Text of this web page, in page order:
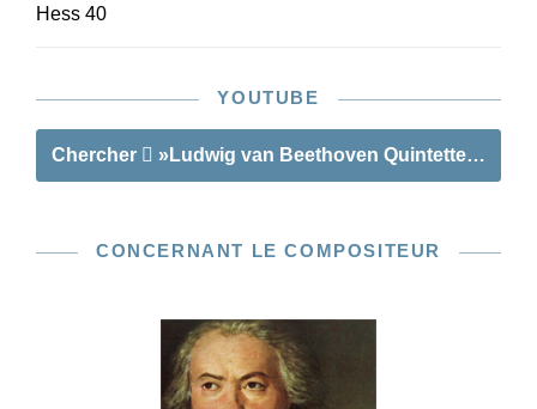
Hess 40
YOUTUBE
Chercher »Ludwig van Beethoven Quintettes à
CONCERNANT LE COMPOSITEUR